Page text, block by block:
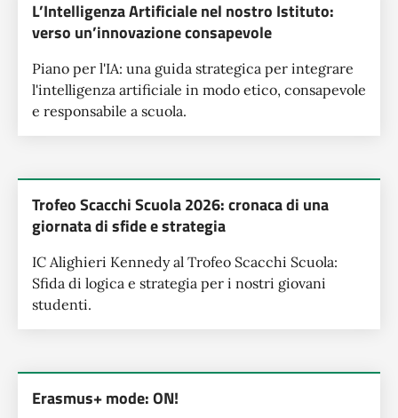
L’Intelligenza Artificiale nel nostro Istituto:
verso un’innovazione consapevole
Piano per l'IA: una guida strategica per integrare
l'intelligenza artificiale in modo etico, consapevole
e responsabile a scuola.
Trofeo Scacchi Scuola 2026: cronaca di una
giornata di sfide e strategia
IC Alighieri Kennedy al Trofeo Scacchi Scuola:
Sfida di logica e strategia per i nostri giovani
studenti.
Erasmus+ mode: ON!